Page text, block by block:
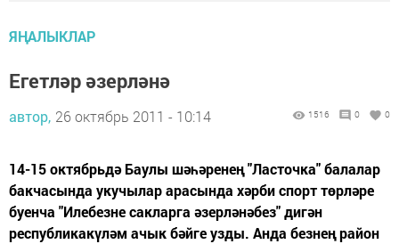
ЯҢАЛЫКЛАР
Егетләр әзерләнә
автор, 26 октябрь 2011 - 10:14 1516 0 0
14-15 октябрьдә Баулы шәһәренең "Ласточка" балалар
бакчасында укучылар арасында хәрби спорт төрләре
буенча "Илебезне сакларга әзерләнәбез" дигән
республикакүләм ачык бәйге узды. Анда безнең район